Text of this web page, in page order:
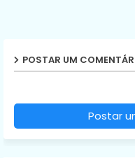
POSTAR UM
Postar